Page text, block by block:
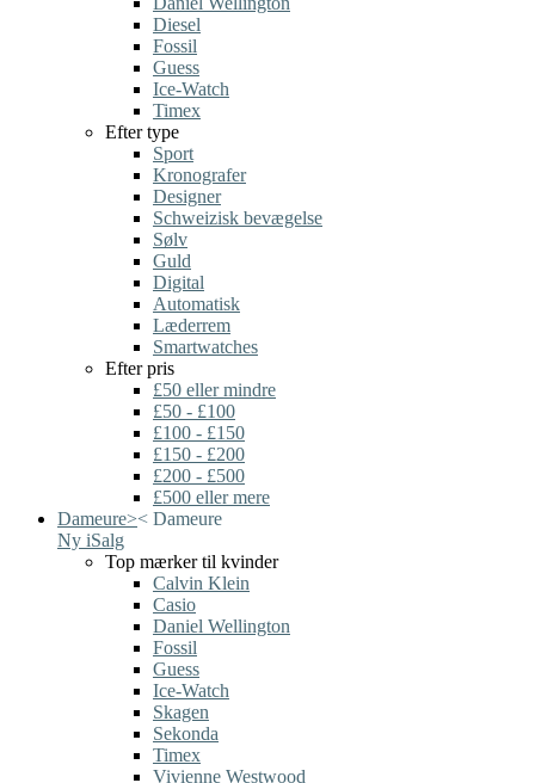
Diesel
Fossil
Guess
Ice-Watch
Timex
Efter type
Sport
Kronografer
Designer
Schweizisk bevægelse
Sølv
Guld
Digital
Automatisk
Læderrem
Smartwatches
Efter pris
£50 eller mindre
£50 - £100
£100 - £150
£150 - £200
£200 - £500
£500 eller mere
Dameure>< Dameure
Ny iSalg
Top mærker til kvinder
Calvin Klein
Casio
Daniel Wellington
Fossil
Guess
Ice-Watch
Skagen
Sekonda
Timex
Vivienne Westwood